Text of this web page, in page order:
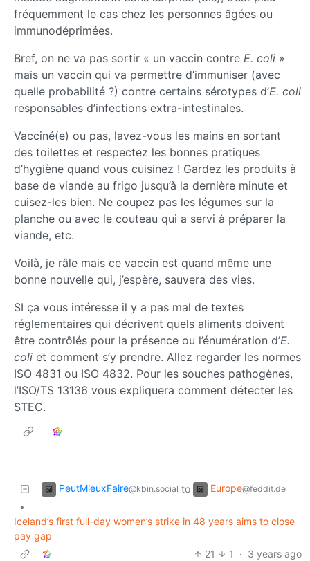
fréquemment le cas chez les personnes âgées ou
immunodéprimées.
Bref, on ne va pas sortir « un vaccin contre E. coli »
mais un vaccin qui va permettre d’immuniser (avec
quelle probabilité ?) contre certains sérotypes d’E. coli
responsables d’infections extra-intestinales.
Vacciné(e) ou pas, lavez-vous les mains en sortant
des toilettes et respectez les bonnes pratiques
d’hygiène quand vous cuisinez ! Gardez les produits à
base de viande au frigo jusqu’à la dernière minute et
cuisez-les bien. Ne coupez pas les légumes sur la
planche ou avec le couteau qui a servi à préparer la
viande, etc.
Voilà, je râle mais ce vaccin est quand même une
bonne nouvelle qui, j’espère, sauvera des vies.
SI ça vous intéresse il y a pas mal de textes
réglementaires qui décrivent quels aliments doivent
être contrôlés pour la présence ou l’énumération d’E.
coli et comment s’y prendre. Allez regarder les normes
ISO 4831 ou ISO 4832. Pour les souches pathogènes,
l’ISO/TS 13136 vous expliquera comment détecter les
STEC.
PeutMieuxFaire@kbin.social to Europe@feddit.de
•
Iceland’s first full-day women’s strike in 48 years aims to close
pay gap
21
1 · 3 years ago